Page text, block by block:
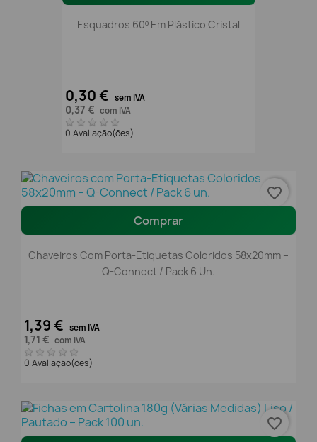
Esquadros 60º Em Plástico Cristal
0,30 € sem IVA
0,37 € com IVA
0 Avaliação(ões)
Comprar
Chaveiros Com Porta-Etiquetas Coloridos 58x20mm –
Q-Connect / Pack 6 Un.
1,39 € sem IVA
1,71 € com IVA
0 Avaliação(ões)
favorite_border
favorite_border